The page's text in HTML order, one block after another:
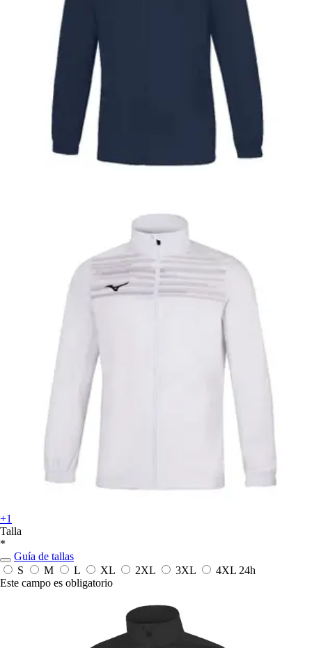
+1
Talla
*
Guía de tallas
S
M L XL 2XL 3XL 4XL 24h
Este campo es obligatorio